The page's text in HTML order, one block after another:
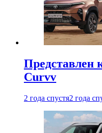
Представлен
Curvv
2 года спустя2 года